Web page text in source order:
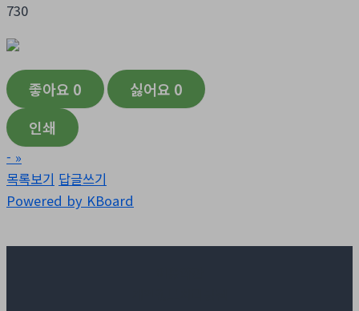
730
좋아요 0 싫어요 0
인쇄
- »
목록보기 답글쓰기
Powered by KBoard